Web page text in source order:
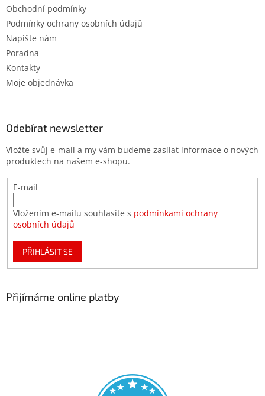
Obchodní podmínky
Podmínky ochrany osobních údajů
Napište nám
Poradna
Kontakty
Moje objednávka
Odebírat newsletter
Vložte svůj e-mail a my vám budeme zasílat informace o nových
produktech na našem e-shopu.
E-mail
Vložením e-mailu souhlasíte s podmínkami ochrany
osobních údajů
PŘIHLÁSIT SE
Přijímáme online platby